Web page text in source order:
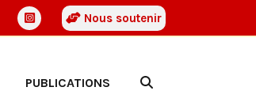
Nous soutenir
PUBLICATIONS